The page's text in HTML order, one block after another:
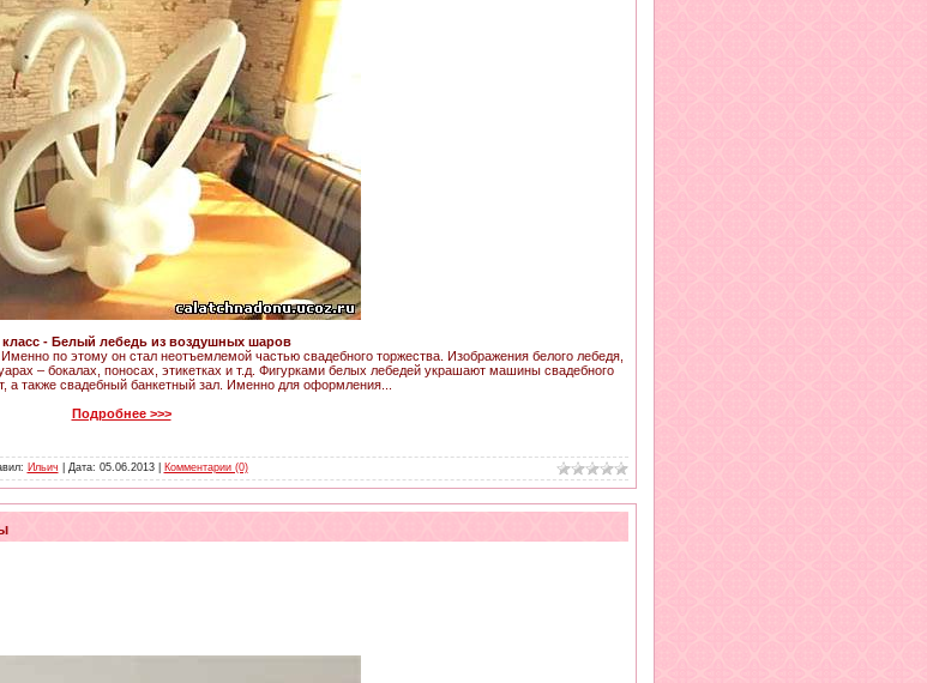
класс - Белый лебедь из воздушных шаров
по этому он стал неотъемлемой частью свадебного торжества. Изображения белого лебедя,
– бокалах, поносах, этикетках и т.д. Фигурками белых лебедей украшают машины свадебного
а также свадебный банкетный зал. Именно для оформления...
Подробнее >>>
Ильич | Дата: 05.06.2013| Комментарии (0)